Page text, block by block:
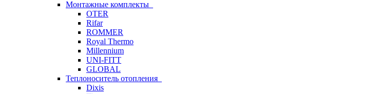
Монтажные комплекты
OTER
Rifar
ROMMER
Royal Thermo
Millennium
UNI-FITT
GLOBAL
Теплоноситель отопления
Dixis